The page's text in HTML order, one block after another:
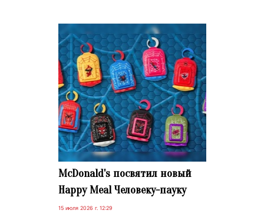
McDonald's посвятил новый
Happy Meal Человеку-пауку
15 июля 2026 г. 12:29